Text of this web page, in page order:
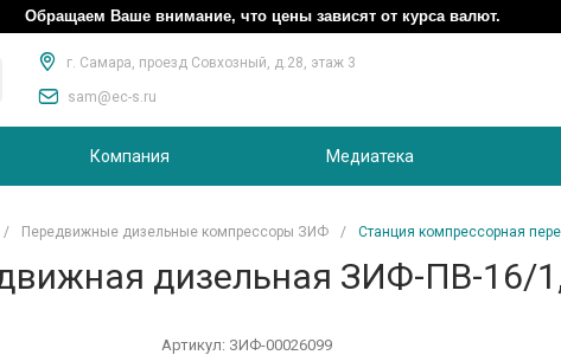
Обращаем Ваше внимание, что цены зависят от курса валют.
г. Самара, проезд Совхозный, д.28, этаж 3
sam@ec-s.ru
Компания Медиатека
/ Передвижные дизельные компрессоры ЗИФ / Станция компрессорная
дизельная ЗИФ-ПВ-16/
Артикул: ЗИФ-00026099